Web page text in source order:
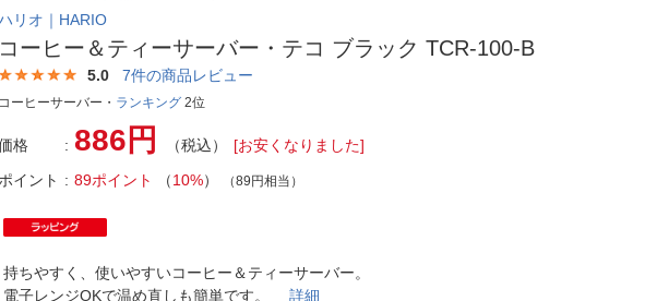
お客様サポート
ご利用ガイド
ご利用規約
店舗情報・店舗一覧
リオ｜HARIO
コーヒー＆ティーサーバー・テコ ブラック TCR-100-B
5.0 7件の商品レビュー
コーヒーサーバー・ ランキング 2位
格 886円 （税込）
[お安くなりました]
ポイント
89ポイント （10%） （89円相当）
持ちやすく、使いやすいコーヒー＆ティーサーバー。
電子レンジOKで温め直しも簡単です。詳細